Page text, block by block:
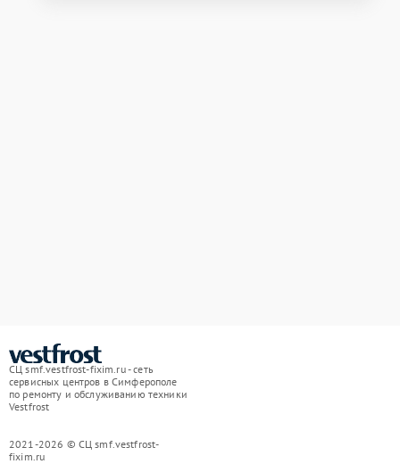
СЦ smf.vestfrost-fixim.ru - сеть
сервисных центров в Симферополе
по ремонту и обслуживанию техники
Vestfrost
2021-2026 © СЦ smf.vestfrost-
fixim.ru